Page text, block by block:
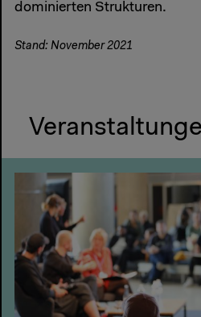
dominierten Strukturen.
Stand: November 2021